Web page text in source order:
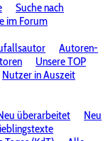
Suche nach
im Forum
Autoren-
Unsere TOP
Nutzer in Auszeit
überarbeitet
Neu